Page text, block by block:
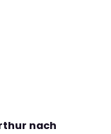
nach